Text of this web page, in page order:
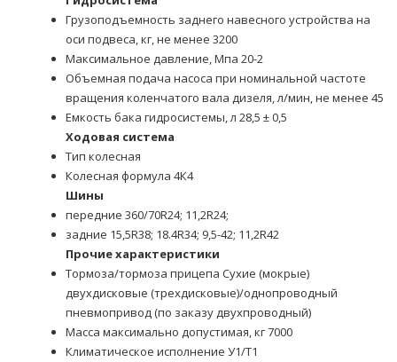
Грузоподъемность заднего навесного устройства на
оси подвеса, кг, не менее 3200
Максимальное давление, Мпа 20-2
Объемная подача насоса при номинальной частоте
вращения коленчатого вала дизеля, л/мин, не менее 45
Емкость бака гидросистемы, л 28,5 ± 0,5
Ходовая система
Тип колесная
Колесная формула 4К4
Шины
передние 360/70R24; 11,2R24;
задние 15,5R38; 18.4R34; 9,5-42; 11,2R42
Прочие характеристики
Тормоза/тормоза прицепа Сухие (мокрые)
двухдисковые (трехдисковые)/однопроводный
пневмопривод (по заказу двухпроводный)
Масса максимально допустимая, кг 7000
Климатическое исполнение У1/Т1